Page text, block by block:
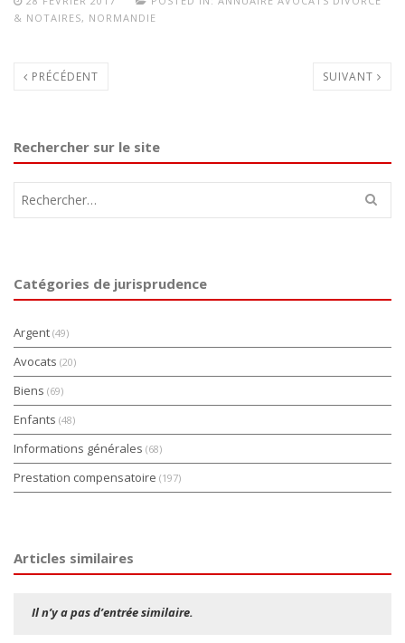
& NOTAIRES, NORMANDIE
PRÉCÉDENT SUIVANT
Rechercher sur le site
Catégories de jurisprudence
Argent (49)
Avocats (20)
Biens (69)
Enfants (48)
Informations générales (68)
Prestation compensatoire (197)
Articles similaires
Il n’y a pas d’entrée similaire.